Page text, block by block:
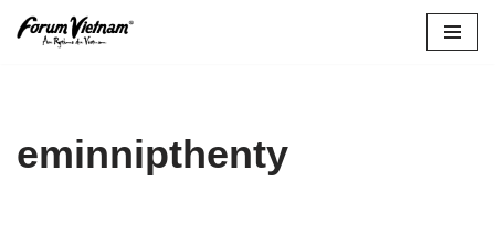
eminnipthenty